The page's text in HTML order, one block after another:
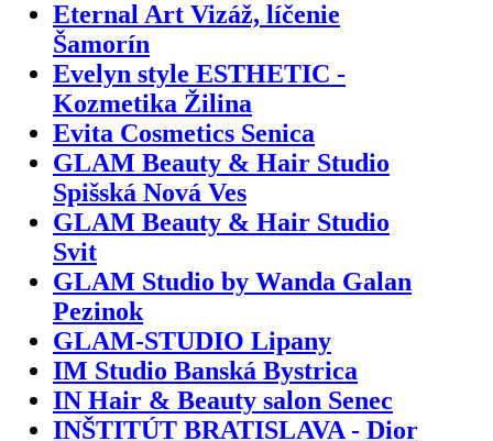
Eternal Art Vizáž, líčenie
Šamorín
Evelyn style ESTHETIC -
Kozmetika Žilina
Evita Cosmetics Senica
GLAM Beauty & Hair Studio
Spišská Nová Ves
GLAM Beauty & Hair Studio
Svit
GLAM Studio by Wanda Galan
Pezinok
GLAM-STUDIO Lipany
IM Studio Banská Bystrica
IN Hair & Beauty salon Senec
INŠTITÚT BRATISLAVA - Dior